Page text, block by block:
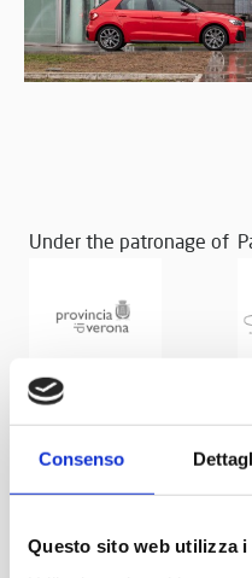
Consenso
Questo sito web utilizza i
Under the patronage of